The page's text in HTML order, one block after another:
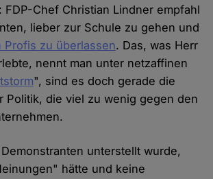
FDP-Chef Christian Lindner empfahl
lieber zur Schule zu gehen und
Profis zu überlassen. Das, was Herr
nennt man unter netzaffinen
", sind es doch gerade die
Politik, die viel zu wenig gegen den
unterstellt wurde,
hätte und keine